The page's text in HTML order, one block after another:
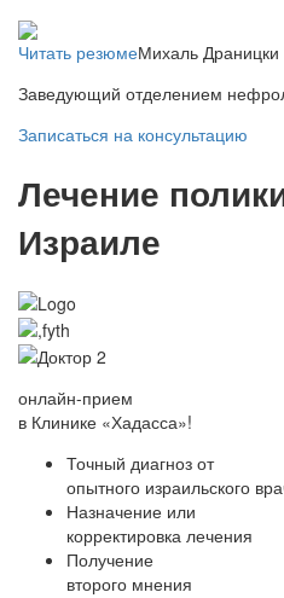
Читать резюмеМихаль
Заведующий отделением
Записаться на консультацию
Лечение
Израиле
онлайн-прием
в Клинике «Хадасса»!
Точный диагноз от
опытного израильского
Назначение или
корректировка лечения
Получение
второго мнения